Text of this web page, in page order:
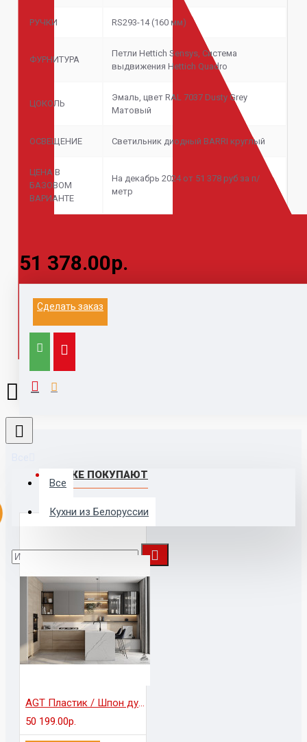
Все
Кухни из Белоруссии
РУЧКИ RS293-14 (160 мм)
ФУРНИТУРА
Петли Hettich Sensys, Система
выдвижения Hettich Quadro
ЦОКОЛЬ
Эмаль, цвет RAL 7037 Dusty Grey
Матовый
ОСВЕЩЕНИЕ Светильник диодный BARRI круглый
ЦЕНА В
БАЗОВОМ
ВАРИАНТЕ
На декабрь 2024 от 51 378 руб за п/
метр
51 378.00р.
Сделать заказ
Информация на данном сайте не является
Выезд к заказчику для замера и расчета, с
ТАКЖЕ ПОКУПАЮТ
AGT Пластик / Шпон дуба
50 199.00р.